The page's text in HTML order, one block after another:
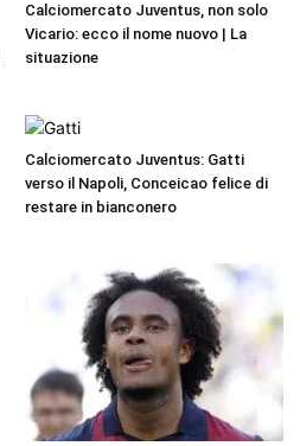
Calciomercato Juventus, non solo
Vicario: ecco il nome nuovo | La
situazione
Calciomercato Juventus: Gatti
verso il Napoli, Conceicao felice di
restare in bianconero